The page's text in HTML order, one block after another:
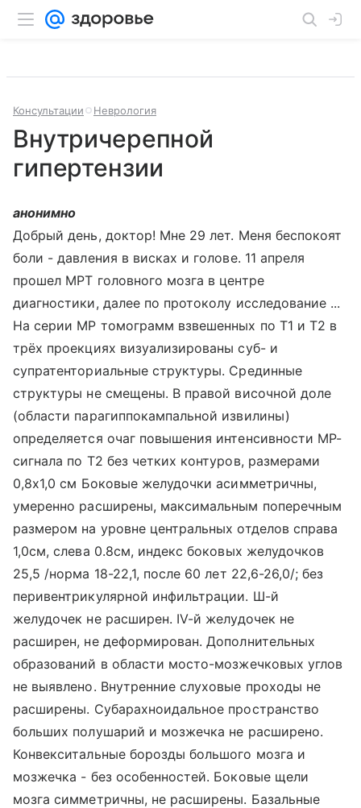
Консультации Неврология
Внутричерепной
гипертензии
анонимно
Добрый день, доктор! Мне 29 лет. Меня беспокоят
боли - давления в висках и голове. 11 апреля
прошел МРТ головного мозга в центре
диагностики, далее по протоколу исследование ...
На серии MP томограмм взвешенных по Т1 и Т2 в
трёх проекциях визуализированы суб- и
супратенториальные структуры. Срединные
структуры не смещены. В правой височной доле
(области парагиппокампальной извилины)
определяется очаг повышения интенсивности MP-
сигнала по Т2 без четких контуров, размерами
0,8x1,0 см Боковые желудочки асимметричны,
умеренно расширены, максимальным поперечным
размером на уровне центральных отделов справа
1,0см, слева 0.8см, индекс боковых желудочков
25,5 /норма 18-22,1, после 60 лет 22,6-26,0/; без
перивентрикулярной инфильтрации. Ш-й
желудочек не расширен. IV-й желудочек не
расширен, не деформирован. Дополнительных
образований в области мосто-мозжечковых углов
не выявлено. Внутренние слуховые проходы не
расширены. Субарахноидальное пространство
больших полушарий и мозжечка не расширено.
Конвекситальные борозды большого мозга и
мозжечка - без особенностей. Боковые щели
мозга симметричны, не расширены. Базальные